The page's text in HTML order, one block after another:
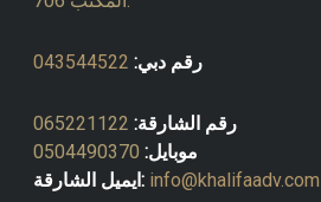
رقم دبي: 043544522
رقم الشارقة: 065221122
موبايل: 0504490370
ايميل الشارقة: info@khalifaadv.com